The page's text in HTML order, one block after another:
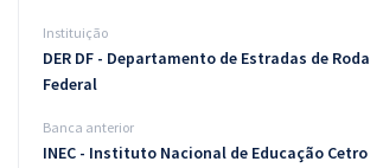
Instituição
DER DF - Departamento de Estradas de
Federal
Banca anterior
INEC - Instituto Nacional de Educação Cetro